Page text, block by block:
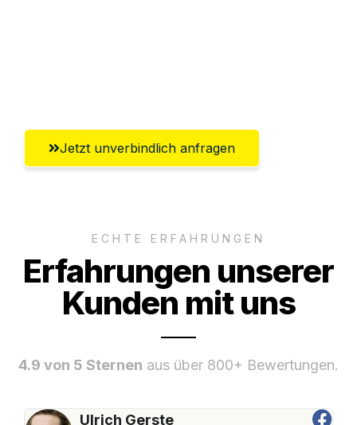
Jetzt unverbindlich anfragen
ECHTE ERFAHRUNGEN
Erfahrungen unserer
Kunden mit uns
4.9 von 5 Sternen aus über 800+ Bewertungen.
Ulrich Gerste